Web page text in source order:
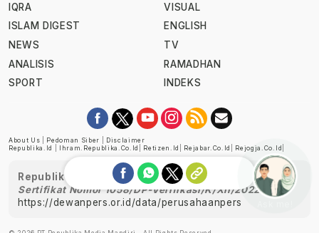
IQRA
ISLAM DIGEST
NEWS
ANALISIS
SPORT
VISUAL
ENGLISH
TV
RAMADHAN
INDEKS
About Us Pedoman Siber
Disclaimer
Republika.id
Ihram.republika.co.id Retizen.id Rejabar.co.id Rejogja.co.id
Republika telah diverifikasi oleh Dewan Pers
Sertifikat Nomor 1058/DP-Verifikasi/K/XII/2022
https://dewanpers.or.id/data/perusahaanpers